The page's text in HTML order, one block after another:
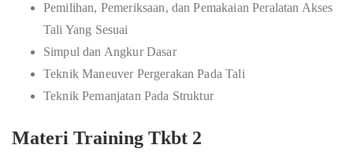
Pemilihan, Pemeriksaan, dan Pemakaian Peralatan Akses
Tali Yang Sesuai
Simpul dan Angkur Dasar
Teknik Maneuver Pergerakan Pada Tali
Teknik Pemanjatan Pada Struktur
Materi Training Tkbt 2